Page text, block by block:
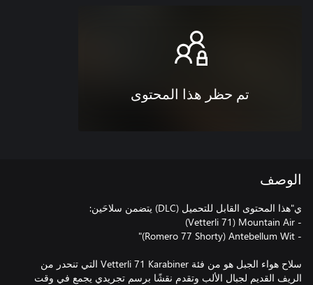
تم حظر هذا المحتوى
الوصف
سلاح هواء الجبل هو من فئة Vetterli 71 Karabiner التي تنحدر من
الريف القديم لجبال الألب وتقدم نقشًا برسم تجريدي يجمع في وقت